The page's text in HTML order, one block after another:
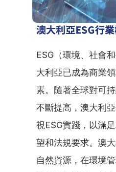
澳大利亞ESG行
ESG（環境、社會
大利亞已成為商業
素。隨著全球對可
不斷提高，澳大利
視ESG實踐，以滿
望和法規要求。澳
自然資源，在環境